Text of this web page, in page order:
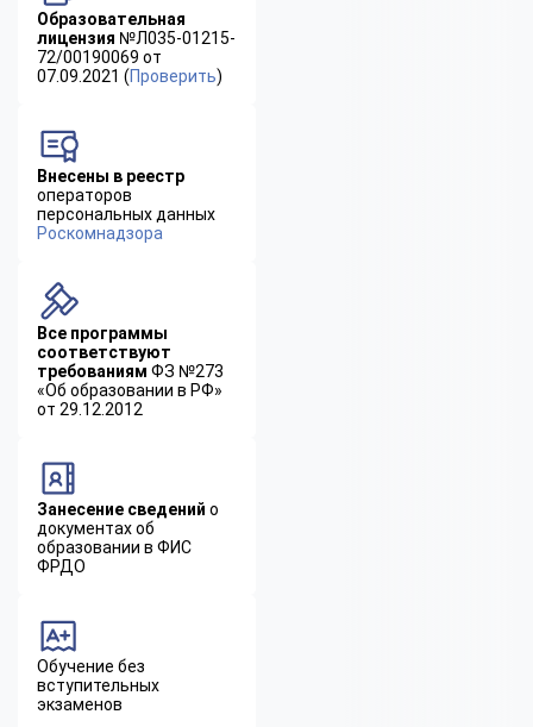
Образовательная
лицензия №Л035-01215-
72/00190069 от
07.09.2021 (Проверить)
Внесены в реестр
операторов
персональных данных
Роскомнадзора
Все программы
соответствуют
требованиям ФЗ №273
«Об образовании в РФ»
от 29.12.2012
Занесение сведений о
документах об
образовании в ФИС
ФРДО
Обучение без
вступительных
экзаменов